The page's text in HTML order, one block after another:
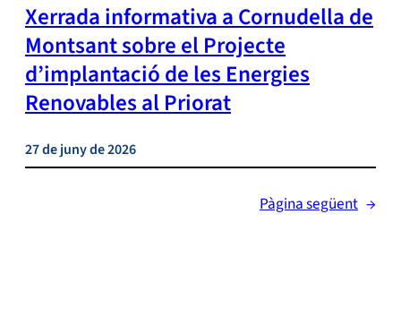
Xerrada informativa a Cornudella de
Montsant sobre el Projecte
d’implantació de les Energies
Renovables al Priorat
27 de juny de 2026
Pàgina següent →